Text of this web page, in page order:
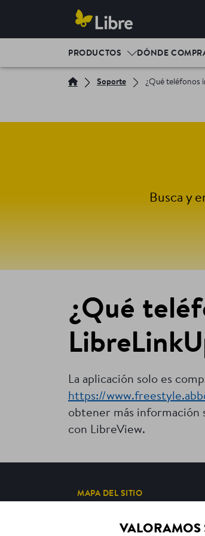
PRODUCTOS DÓNDE
Soporte ¿Qué teléfonos
Busca y
¿Qué
La aplicación solo es
https://
obtener más información
con LibreView.
MAPA DEL SITIO
VALORAMOS